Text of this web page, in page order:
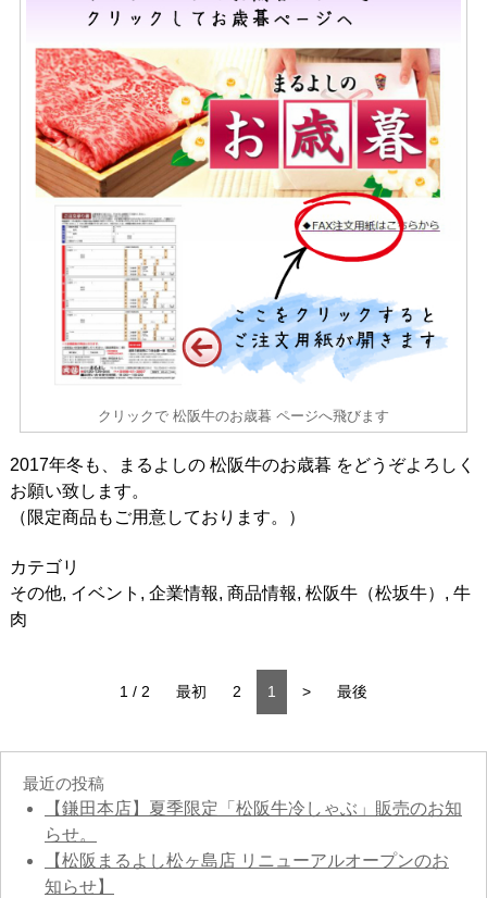
クリックで 松阪牛のお歳暮 ページへ飛びます
2017年冬も、まるよしの 松阪牛のお歳暮 をどうぞよろしく
お願い致します。
（限定商品もご用意しております。）
カテゴリ
その他, イベント , 企業情報, 商品情報, 松阪牛（松坂牛） , 牛
肉
1 / 2 最初 2 1 > 最後
最近の投稿
【鎌田本店】夏季限定「松阪牛冷しゃぶ」販売のお知
らせ。
【松阪まるよし松ヶ島店 リニューアルオープンのお
知らせ】